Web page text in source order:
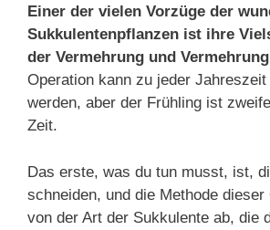
Einer der vielen Vorzüge der
Sukkulentenpflanzen ist ihre
der Vermehrung und Vermehrung
Operation kann zu jeder
werden, aber der Frühling ist
Zeit.
Das erste, was du tun musst, ist,
schneiden, und die Methode dieser
von der Art der Sukkulente ab, die